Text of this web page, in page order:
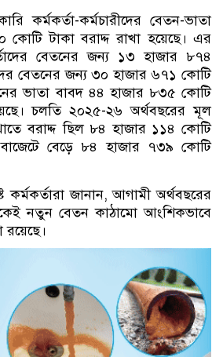
কর্মকর্তা-কর্মচারীদের বেতন-ভাতা
টাকা বরাদ্দ রাখা হয়েছে। এর
বেতনের জন্য ১৩ হাজার ৮৭৪
বেতনের জন্য ৩০ হাজার ৬৭১ কোটি
ভাতা বাবদ ৪৪ হাজার ৮৩৫ কোটি
চলতি ২০২৫-২৬ অর্থবছরের মূল
বরাদ্দ ছিল ৮৪ হাজার ১১৪ কোটি
বেড়ে ৮৪ হাজার ৭৩৯ কোটি
কর্মকর্তারা জানান, আগামী অর্থবছরের
নতুন বেতন কাঠামো আংশিকভাবে
রয়েছে।